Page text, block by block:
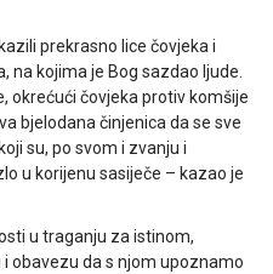
prekrasno lice čovjeka i
na kojima je Bog sazdao ljude.
okrećući čovjeka protiv komšije
bjelodana činjenica da se sve
su, po svom i zvanju i
u korijenu sasiječe – kazao je
u traganju za istinom,
obavezu da s njom upoznamo